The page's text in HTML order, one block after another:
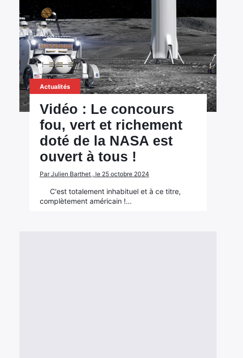
Actualités
Vidéo : Le concours
fou, vert et richement
doté de la NASA est
ouvert à tous !
Par Julien Barthet , le 25 octobre 2024
C'est totalement inhabituel et à ce titre,
complètement américain !…